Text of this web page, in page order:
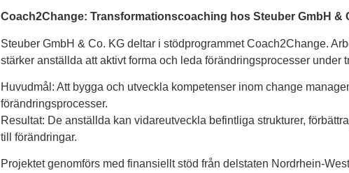
Coach2Change: Transformationscoaching hos Steuber GmbH &
Steuber GmbH & Co. KG deltar i stödprogrammet Coach2Change.
stärker anställda att aktivt forma och leda förändringsprocesser under
Huvudmål: Att bygga och utveckla kompetenser inom change
förändringsprocesser.
Resultat: De anställda kan vidareutveckla befintliga strukturer,
till förändringar.
Projektet genomförs med finansiellt stöd från delstaten Nordrhein-